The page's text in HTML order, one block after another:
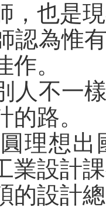
，也是
認為惟
。​
人不一
的路​。
理想
業​設計
的設計